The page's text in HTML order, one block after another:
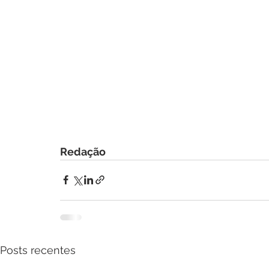
Redação
Posts recentes